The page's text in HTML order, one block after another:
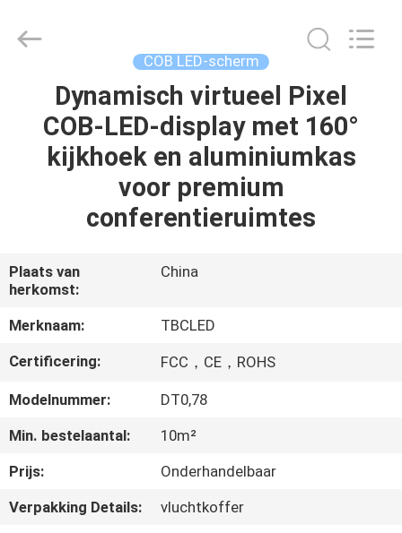
PRODUCTEN
ONGEVEER
ONS
KWALITEITSCONTROLE
NIEUWS
Limited.
COB LED-scherm
Dynamisch virtueel Pixel
COB-LED-display met 160°
kijkhoek en aluminiumkas
voor premium
conferentieruimtes
Plaats van
herkomst:
China
Merknaam:
TBCLED
Certificering:
FCC，CE，ROHS
Modelnummer:
DT0,78
Min. bestelaantal:
10m²
Prijs:
Onderhandelbaar
Verpakking Details:
vluchtkoffer